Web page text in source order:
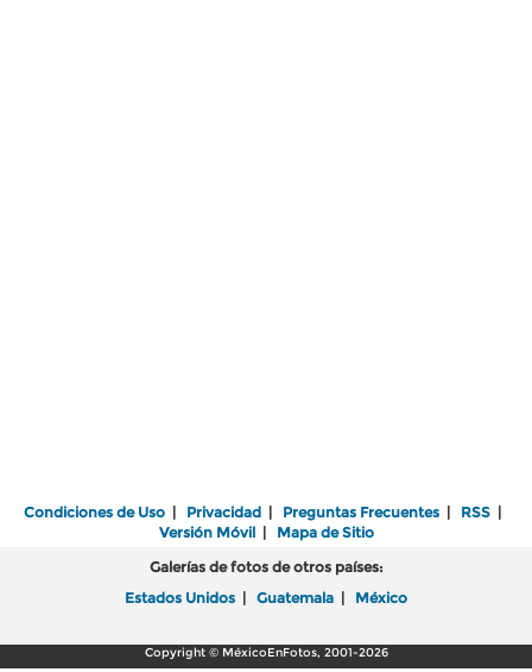
Condiciones de Uso | Privacidad | Preguntas Frecuentes | RSS |
Versión Móvil| Mapa de Sitio
Galerías de fotos de otros países:
Estados Unidos | Guatemala | México
Copyright © MéxicoEnFotos, 2001-2026